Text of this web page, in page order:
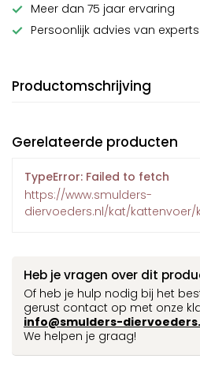
Meer dan 75 jaar ervaring
Persoonlijk advies van experts
Productomschrijving
Gerelateerde producten
TypeError: Failed to fetch
https://www.smulders-
diervoeders.nl/kat/kattenvoer/
Heb je vragen over dit
Of heb je hulp nodig bij het
gerust contact op met onze
info@smulders-
We helpen je graag!